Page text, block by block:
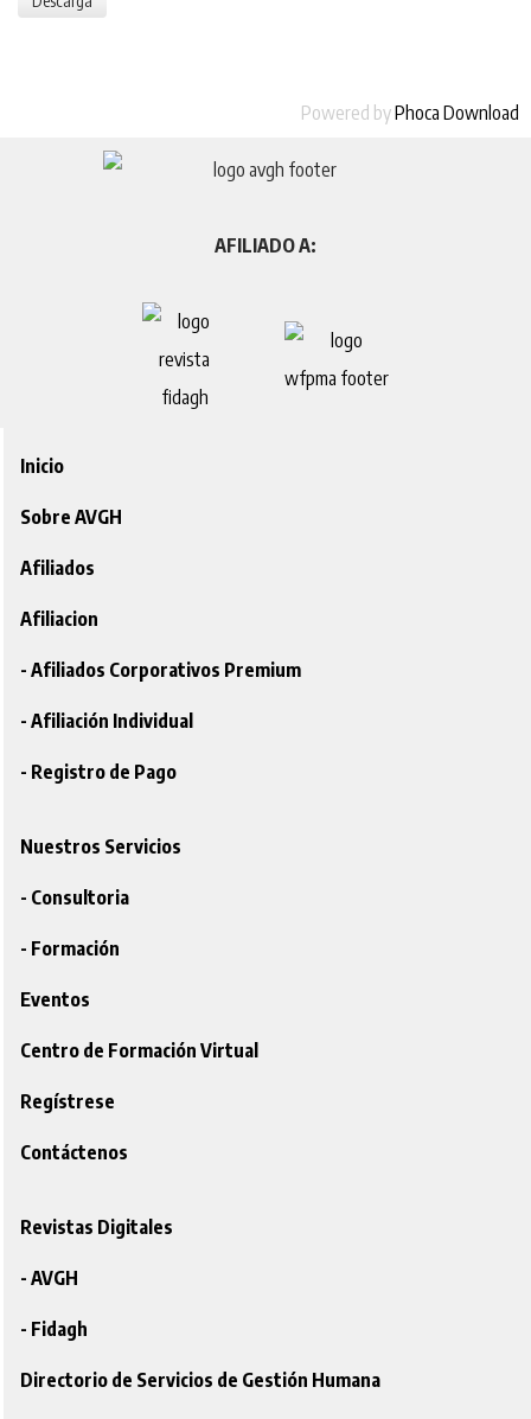
Powered byPhoca Download
AFILIADO A:
Inicio
Sobre AVGH
Afiliados
Afiliacion
- Afiliados Corporativos Premium
- Afiliación Individual
- Registro de Pago
Nuestros Servicios
- Consultoria
- Formación
Eventos
Centro de Formación Virtual
Regístrese
Contáctenos
Revistas Digitales
- AVGH
- Fidagh
Directorio de Servicios de Gestión Humana